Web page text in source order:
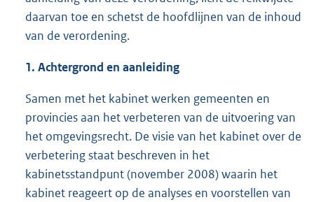
daarvan toe en schetst de hoofdlijnen van de inhoud
van de verordening.
1. Achtergrond en aanleiding
Samen met het kabinet werken gemeenten en
provincies aan het verbeteren van de uitvoering van
het omgevingsrecht. De visie van het kabinet over de
verbetering staat beschreven in het
kabinetsstandpunt (november 2008) waarin het
kabinet reageert op de analyses en voorstellen van